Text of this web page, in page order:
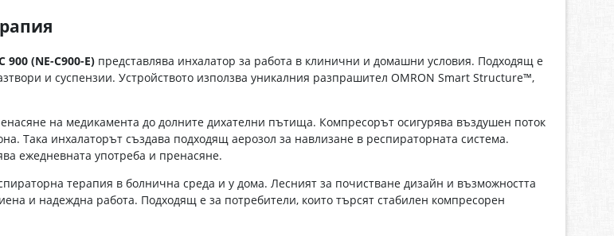
(NE-C900-E) представлява инхалатор за работа в клинични и домашни условия. Подходящ е
и суспензии. Устройството използва уникалния разпрашител OMRON Smart Structure™,
на медикамента до долните дихателни пътища. Компресорът осигурява въздушен поток
Така инхалаторът създава подходящ аерозол за навлизане в респираторната система.
ежедневната употреба и пренасяне.
терапия в болнична среда и у дома. Лесният за почистване дизайн и възможността
и надеждна работа. Подходящ е за потребители, които търсят стабилен компресорен